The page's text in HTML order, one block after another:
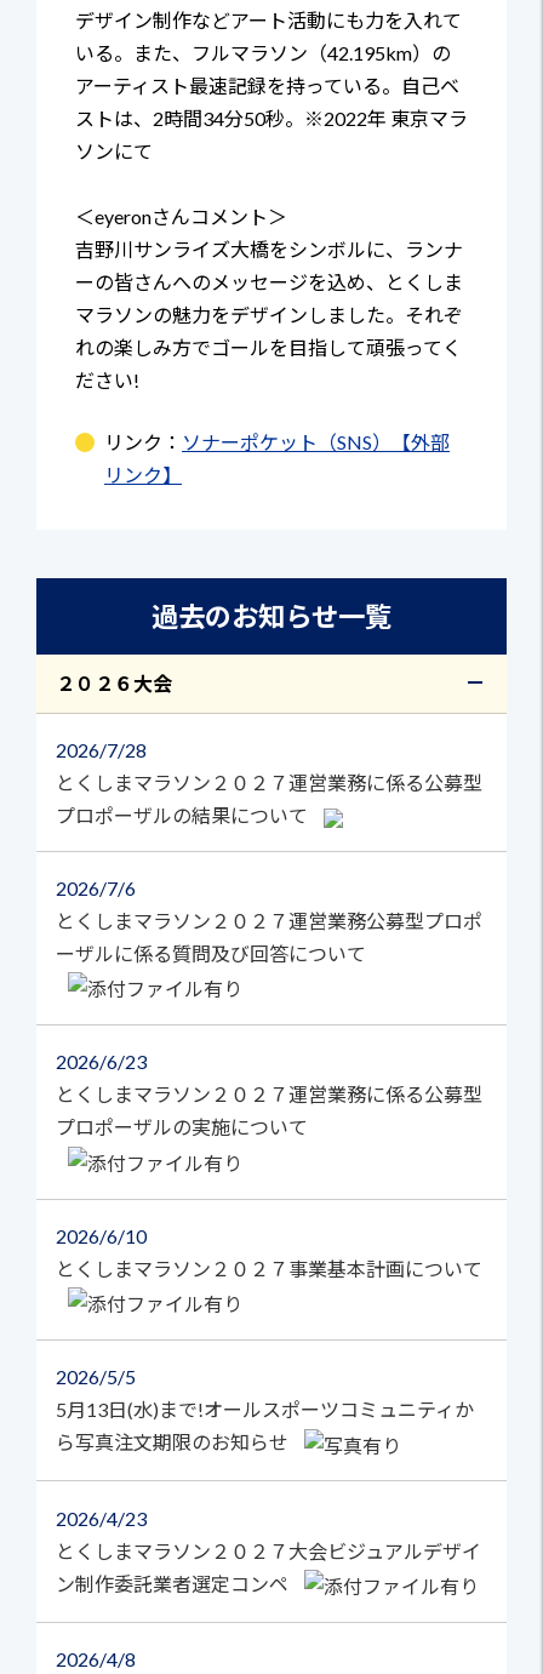
デザイン制作などアート活動にも力を入れて
いる。また、フルマラソン（42.195km）の
アーティスト最速記録を持っている。自己ベ
ストは、2時間34分50秒。※2022年 東京マラ
ソンにて
＜eyeronさんコメント＞
吉野川サンライズ大橋をシンボルに、ランナ
ーの皆さんへのメッセージを込め、とくしま
マラソンの魅力をデザインしました。それぞ
れの楽しみ方でゴールを目指して頑張ってく
ださい!
リンク： ソナーポケット（SNS）【外部
リンク】
過去のお知らせ一覧
２０２６大会
2026 7/28
とくしまマラソン２０２７運営業務に係る公募型
プロポーザルの結果について
2026 7/6
とくしまマラソン２０２７運営業務公募型プロポ
ーザルに係る質問及び回答について
2026 6/23
とくしまマラソン２０２７運営業務に係る公募型
プロポーザルの実施について
2026 6/10
とくしまマラソン２０２７事業基本計画について
2026 5/5
5月13日(水)まで!オールスポーツコミュニティか
ら写真注文期限のお知らせ
2026 4/23
とくしまマラソン２０２７大会ビジュアルデザイ
ン制作委託業者選定コンペ
2026 4/8